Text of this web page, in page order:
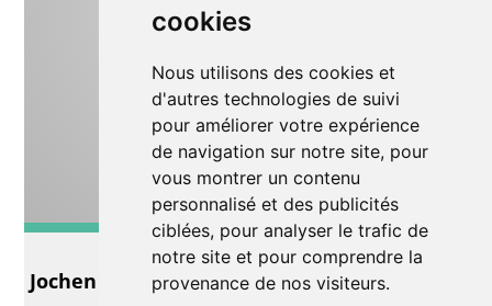
cookies
Nous utilisons des cookies et
d'autres technologies de suivi
pour améliorer votre expérience
de navigation sur notre site, pour
vous montrer un contenu
personnalisé et des publicités
ciblées, pour analyser le trafic de
notre site et pour comprendre la
provenance de nos visiteurs.
Théâtre
Jochen Malmsheimer